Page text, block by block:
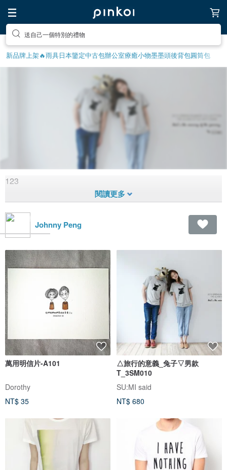
送自己一個特別的禮物
新品牌上架🔥雨具日本鑒定中古包辦公室療癒小物墨墨頭後背包圓筒包
年前拼貼
123
Johnny Peng
萬用明信片-A101
Dorothy
NT$ 35
△旅行的意義_兔子▽男款
T_3SM010
SU:MI said
NT$ 680